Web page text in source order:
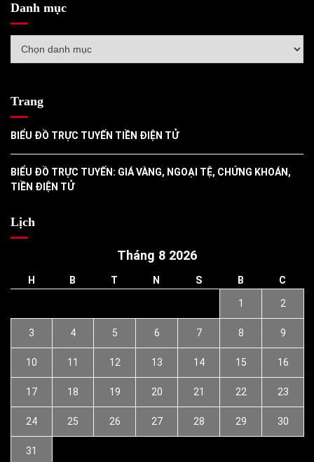
Danh mục
mục
Trang
BIỂU ĐỒ TRỰC TUYẾN TIỀN ĐIỆN TỬ
BIỂU ĐỒ TRỰC TUYẾN: GIÁ VÀNG, NGOẠI TỆ, CHỨNG KHOÁN,
TIỀN ĐIỆN TỬ
Lịch
Tháng 8 2026
H B T N S B C
1 2
3 4 5 6 7 8 9
10 11 12 13 14 15 16
17 18 19 20 21 22 23
24 25 26 27 28 29 30
31